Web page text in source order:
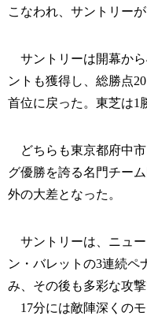
こなわれ、サントリーが
サントリーは開幕から
ントも獲得し、総勝点
首位に戻った。東芝は1
どちらも東京都府中
グ優勝を誇る名門チー
外の大差となった。
サントリーは、ニュ
ン・バレットの3連続ペ
み、その後も多彩な攻
17分には敵陣深くのモ